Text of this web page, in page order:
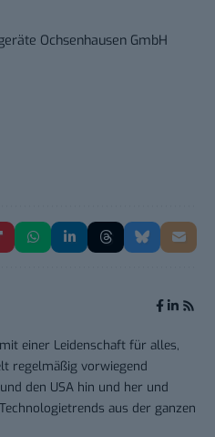
Ochsenhausen GmbH
einer Leidenschaft für alles,
regelmäßig vorwiegend
den USA hin und her und
aus der ganzen